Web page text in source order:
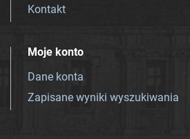
Kontakt
Moje konto
Dane konta
Zapisane wyniki wyszukiwania